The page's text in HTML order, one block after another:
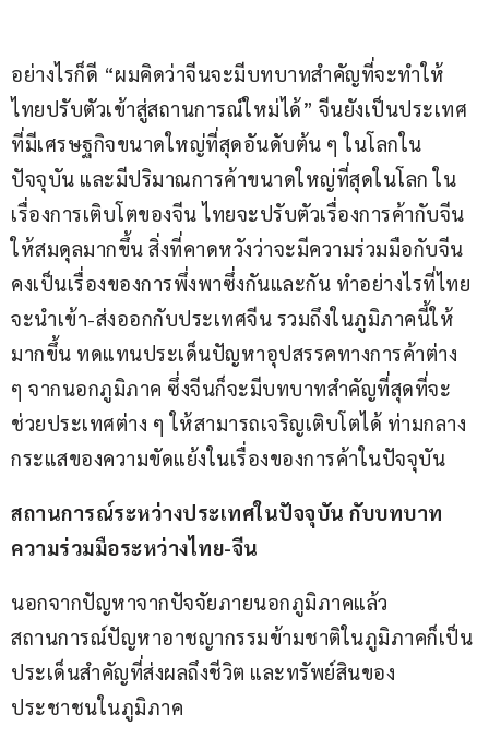
อย่างไรก็ดี “ผมคิดว่าจีนจะมีบทบาทสำคัญที่จะทำให้
ไทยปรับตัวเข้าสู่สถานการณ์ใหม่ได้” จีนยังเป็นประเทศ
ที่มีเศรษฐกิจขนาดใหญ่ที่สุดอันดับต้น ๆ ในโลกใน
ปัจจุบัน และมีปริมาณการค้าขนาดใหญ่ที่สุดในโลก ใน
เรื่องการเติบโตของจีน ไทยจะปรับตัวเรื่องการค้ากับจีน
ให้สมดุลมากขึ้น สิ่งที่คาดหวังว่าจะมีความร่วมมือกับจีน
คงเป็นเรื่องของการพึ่งพาซึ่งกันและกัน ทำอย่างไรที่ไทย
จะนำเข้า-ส่งออกกับประเทศจีน รวมถึงในภูมิภาคนี้ให้
มากขึ้น ทดแทนประเด็นปัญหาอุปสรรคทางการค้าต่าง
ๆ จากนอกภูมิภาค ซึ่งจีนก็จะมีบทบาทสำคัญที่สุดที่จะ
ช่วยประเทศต่าง ๆ ให้สามารถเจริญเติบโตได้ ท่ามกลาง
กระแสของความขัดแย้งในเรื่องของการค้าในปัจจุบัน
สถานการณ์ระหว่างประเทศในปัจจุบัน กับบทบาท
ความร่วมมือระหว่างไทย-จีน
นอกจากปัญหาจากปัจจัยภายนอกภูมิภาคแล้ว
สถานการณ์ปัญหาอาชญากรรมข้ามชาติในภูมิภาคก็เป็น
ประเด็นสำคัญที่ส่งผลถึงชีวิต และทรัพย์สินของ
ประชาชนในภูมิภาค